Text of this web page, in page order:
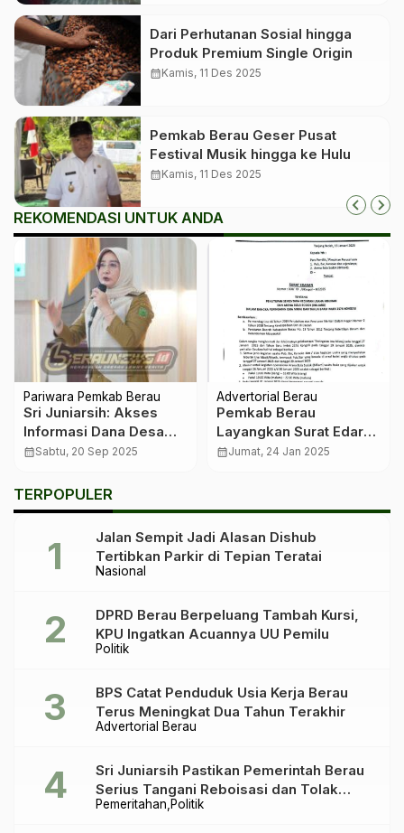
Dari Perhutanan Sosial hingga
Produk Premium Single Origin
calendar_monthKamis, 11 Des 2025
Pemkab Berau Geser Pusat
Festival Musik hingga ke Hulu
calendar_monthKamis, 11 Des 2025
REKOMENDASI UNTUK ANDA
Pariwara Pemkab Berau
Sri Juniarsih: Akses
Informasi Dana Desa
Harus Terbuka untuk
calendar_monthSabtu, 20 Sep 2025
Advertorial Berau
Pemkab Berau
Layangkan Surat Edaran
Penutupan Sementara
calendar_monthJumat, 24 Jan 2025
TERPOPULER
Nasional
Jalan Sempit Jadi Alasan Dishub
Tertibkan Parkir di Tepian Teratai
Politik
DPRD Berau Berpeluang Tambah Kursi,
KPU Ingatkan Acuannya UU Pemilu
Advertorial Berau
BPS Catat Penduduk Usia Kerja Berau
Terus Meningkat Dua Tahun Terakhir
Pemeritahan Politik
Sri Juniarsih Pastikan Pemerintah Berau
Serius Tangani Reboisasi dan Tolak
Praktik Ilegal